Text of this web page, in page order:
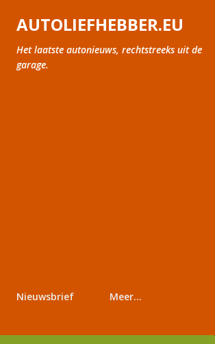
Doorgaan naar hoofdcontent
AUTOLIEFHEBBER.EU
Het laatste autonieuws, rechtstreeks uit de
garage.
Nieuwsbrief Meer…